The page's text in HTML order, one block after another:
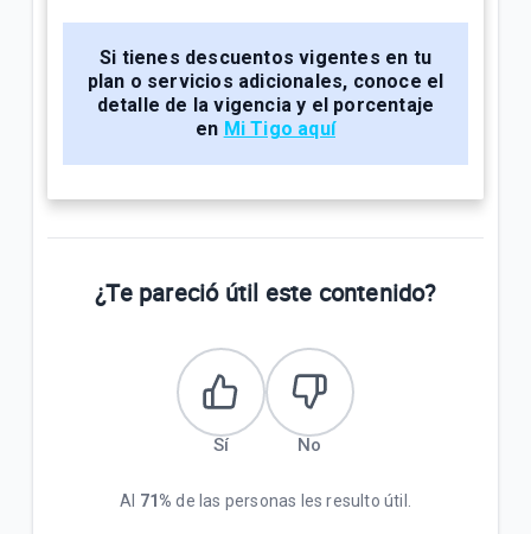
Si tienes descuentos vigentes en tu
plan o servicios adicionales, conoce el
detalle de la vigencia y el porcentaje
en Mi Tigo aquí
¿Te pareció útil este contenido?
Sí No
Al 71% de las personas les resulto útil.